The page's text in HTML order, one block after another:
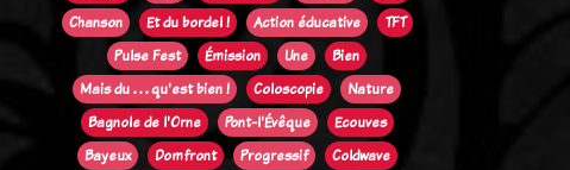
Chanson
Et du bordel ! Action éducative
TFT
Pulse Fest
Émission Une
Bien
Mais du . . . qu'est bien !
Coloscopie
Nature
Bagnole de l'Orne
Pont-l'Évêque
Ecouves
Bayeux
Domfront Progressif
Coldwave